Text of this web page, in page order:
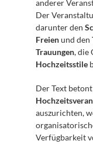
anderer
Der
darunter den
Freien und den
Trauungen
Hochzeitsstile
auszurichten,
Verfügbarkeit